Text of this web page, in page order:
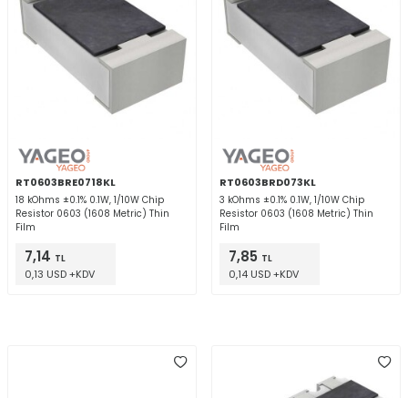
RT0603BRE0718KL
18 kOhms ±0.1% 0.1W, 1/10W Chip
Resistor 0603 (1608 Metric) Thin
Film
7,14 TL
0,13 USD +KDV
RT0603BRD073KL
3 kOhms ±0.1% 0.1W, 1/10W Chip
Resistor 0603 (1608 Metric) Thin
Film
7,85 TL
0,14 USD +KDV